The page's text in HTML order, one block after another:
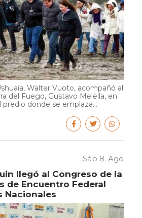
Walter Vuoto, acompañó al
del Fuego, Gustavo Melella, en
predio donde se emplaza...
Sáb 8. Ago
llegó al Congreso de la
de Encuentro Federal
Nacionales